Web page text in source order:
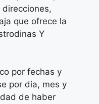
que ofrece la
Y
por fechas y
por dia, mes y
de haber